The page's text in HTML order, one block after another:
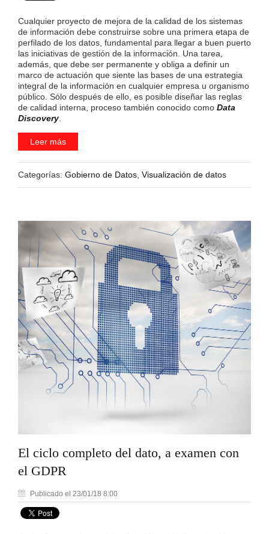
Cualquier proyecto de mejora de la calidad de los sistemas
de información debe construirse sobre una primera etapa de
perfilado de los datos, fundamental para llegar a buen puerto
las iniciativas de gestión de la información. Una tarea,
además, que debe ser permanente y obliga a definir un
marco de actuación que siente las bases de una estrategia
integral de la información en cualquier empresa u organismo
público. Sólo después de ello, es posible diseñar las reglas
de calidad interna, proceso también conocido como Data
Discovery.
Leer más
Categorías: Gobierno de Datos, Visualización de datos
El ciclo completo del dato, a examen con
el GDPR
Publicado el 23/01/18 8:00